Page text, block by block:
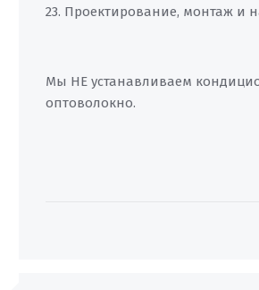
23. Проектирование, монтаж и
Мы НЕ устанавливаем
оптоволокно.